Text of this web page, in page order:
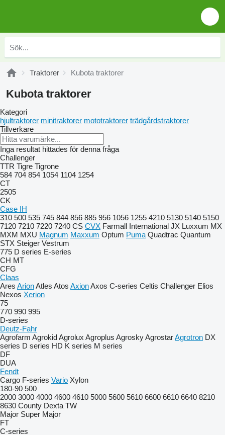
Traktorer Kubota traktorer
Kubota traktorer
Kategori
hjultraktorer minitraktorer mototraktorer trädgårdstraktorer
Tillverkare
Inga resultat hittades för denna fråga
Challenger
TTR Tigre Tigrone
584 704 854 1054 1104 1254
CT
2505
CK
Case IH
310 500 535 745 844 856 885 956 1056 1255 4210 5130 5140 5150
7120 7210 7220 7240 CS CVX Farmall International JX Luxxum MX
MXM MXU Magnum Maxxum Optum Puma Quadtrac Quantum
STX Steiger Vestrum
775 D series E-series
CH MT
CFG
Claas
Ares ArionAtles Atos AxionAxos C-series Celtis Challenger Elios
Nexos Xerion
75
770 990 995
D-series
Deutz-Fahr
Agrofarm AgrokidAgrolux Agroplus AgroskyAgrostarAgrotron DX
series D series HD K series M series
DF
DUA
Fendt
Cargo F-series Vario Xylon
180-90 500
2000 3000 4000 4600 4610 5000 5600 5610 6600 6610 6640 8210
8630 County Dexta TW
Major Super Major
FT
C-series